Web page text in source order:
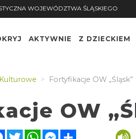
WOJEWÓDZTWA ŚLĄSKIEGO
AKTYWNIE Z DZIECKIEM
Fortyfikacje OW „Śląsk”
OW
FacebookTwitterWhatsAppMessenger